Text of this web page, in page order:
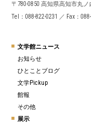
〒780-0850 高知県高知市丸ノ
Tel：088-822-0231 ／ Fax：
文学館ニュース
お知らせ
ひとことブログ
文学Pickup
館報
その他
展示